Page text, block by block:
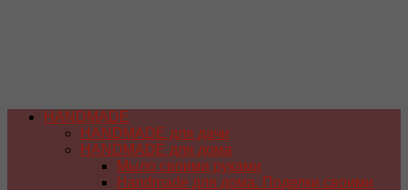
HANDMADE
HANDMADE для дачи
HANDMADE для дома
Мыло своими руками
Handmade для дома. Поделки своими